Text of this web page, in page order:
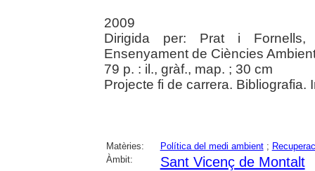
2009
Dirigida per: Prat i Fornells,
Ensenyament de Ciències
79 p. : il., gràf., map. ; 30 cm
Projecte fi de carrera. Bibliografia.
Matèries: Política del medi ambient;
Àmbit:
Sant Vicenç de Montalt